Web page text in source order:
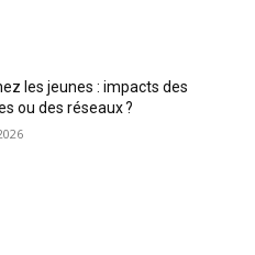
les jeunes : impacts des
ou des réseaux ?